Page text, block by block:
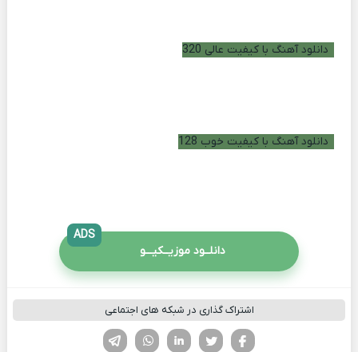
دانلود آهنگ با کیفیت عالی 320
دانلود آهنگ با کیفیت خوب 128
دانلــود موزیــکیـــو
ADS
اشتراک گذاری در شبکه های اجتماعی
لینکدین تویتر
فیسوک